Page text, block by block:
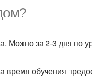
Можно за 2-3 дня по
время обучения